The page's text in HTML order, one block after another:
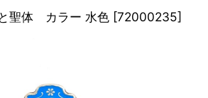
聖体 カラー 水色 [72000235]